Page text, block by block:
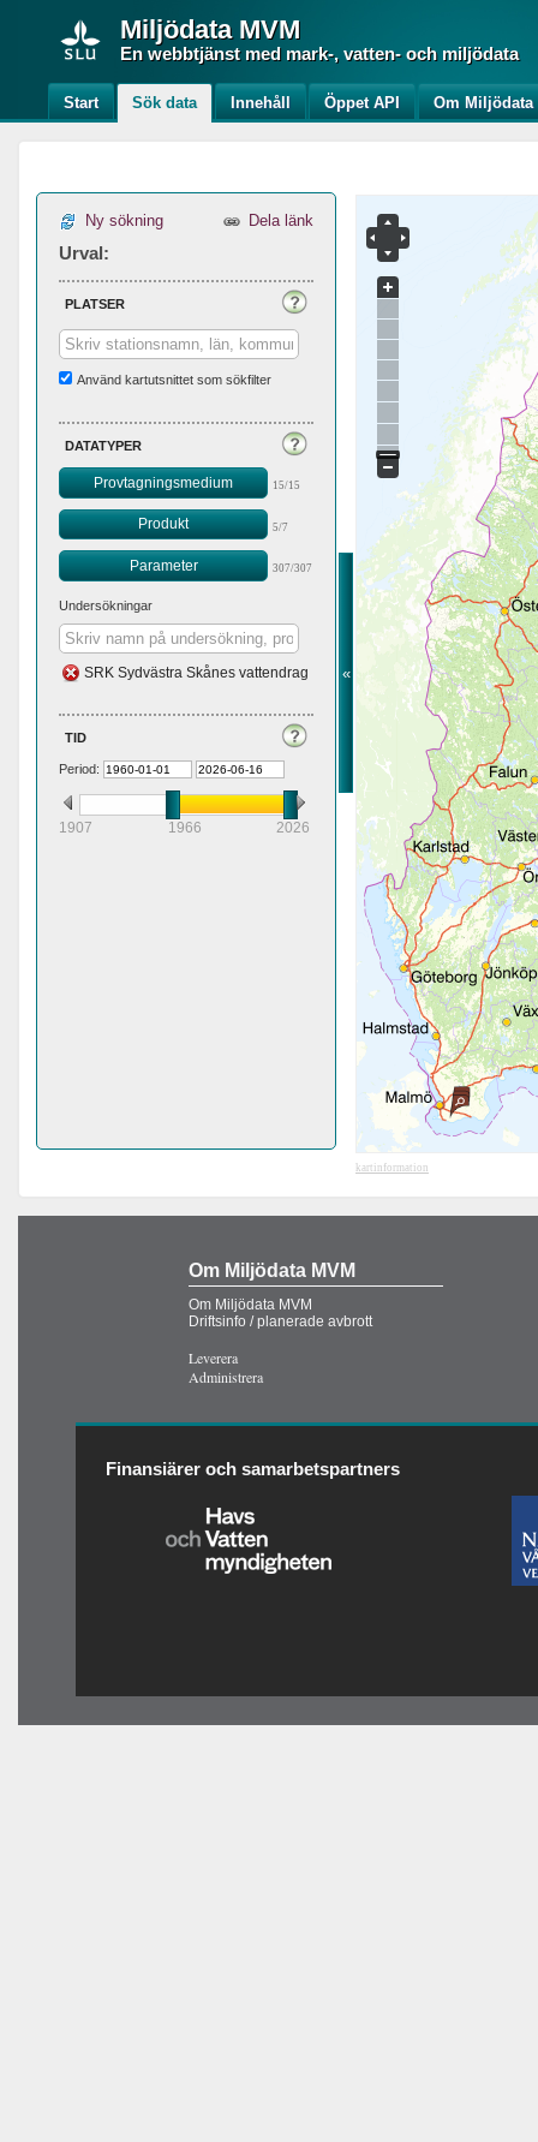
Miljödata MVM
En webbtjänst med mark-, vatten- och miljödata
Start Sök data Innehåll Öppet API Om Miljödata
Ny sökning Dela länk
Urval:
platser
Använd kartutsnittet som sökfilter
datatyper
Provtagningsmedium 15/15
Produkt 5/7
Parameter 307/307
Undersökningar
SRK Sydvästra Skånes vattendrag
tid
Period:
1907 1966 2026
«
kartinformation
Om Miljödata MVM
Om Miljödata MVM
Driftsinfo / planerade avbrott
Leverera
Administrera
Finansiärer och samarbetspartners